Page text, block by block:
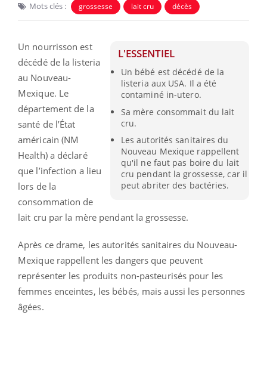
Mots clés : grossesse lait cru décès
L'ESSENTIEL
Un bébé est décédé de la
listeria aux USA. Il a été
contaminé in-utero.
Sa mère consommait du lait
cru.
Les autorités sanitaires du
Nouveau Mexique rappellent
qu'il ne faut pas boire du lait
cru pendant la grossesse, car il
peut abriter des bactéries.
Un nourrisson est
décédé de la listeria
au Nouveau-
Mexique. Le
département de la
santé de l’État
américain (NM
Health) a déclaré
que l’infection a lieu
lors de la
consommation de
lait cru par la mère pendant la grossesse.
Après ce drame, les autorités sanitaires du Nouveau-
Mexique rappellent les dangers que peuvent
représenter les produits non-pasteurisés pour les
femmes enceintes, les bébés, mais aussi les personnes
âgées.